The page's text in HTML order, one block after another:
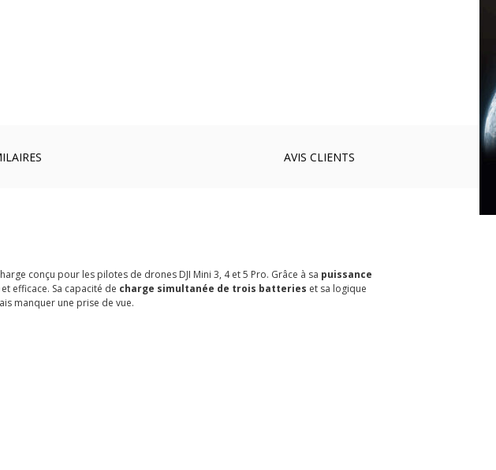
AVIS CLIENTS
conçu pour les pilotes de drones DJI Mini 3, 4 et 5 Pro. Grâce à sa puissance
efficace. Sa capacité de charge simultanée de trois batteries et sa logique
manquer une prise de vue.